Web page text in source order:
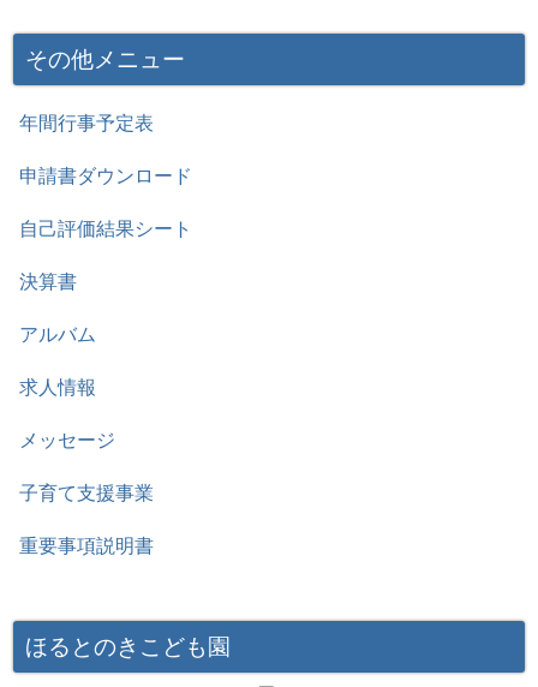
その他メニュー
年間行事予定表
申請書ダウンロード
自己評価結果シート
決算書
アルバム
求人情報
メッセージ
子育て支援事業
重要事項説明書
ほるとのきこども園